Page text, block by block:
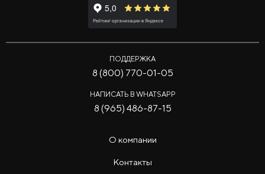
ПОДДЕРЖКА
8 (800) 770-01-05
НАПИСАТЬ В WHATSAPP
8 (965) 486-87-15
О компании
Контакты